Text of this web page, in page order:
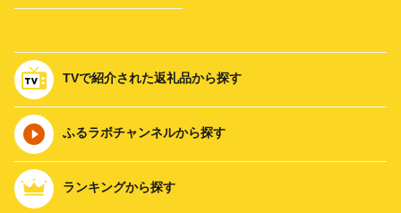
TVで紹介された返礼品から探す
ふるラボチャンネルから探す
ランキングから探す